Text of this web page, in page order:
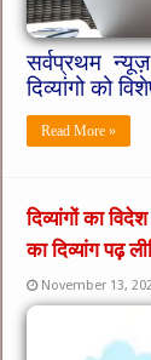
सर्वप्रथम
दिव्यांगो को
Read More »
दिव्यांगों का
का दिव्यांग पढ़
November 13,